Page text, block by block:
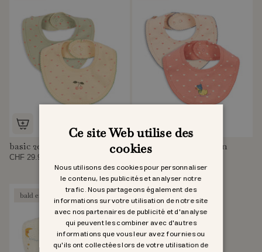
basic 2er pack lätzchen
CHF 29.95
basic 2er pack lätzchen
bald erhältlich
Ce site Web utilise des
cookies
Nous utilisons des cookies pour personnaliser
le contenu, les publicités et analyser notre
trafic. Nous partageons également des
informations sur votre utilisation de notre site
avec nos partenaires de publicité et d'analyse
qui peuvent les combiner avec d'autres
informations que vous leur avez fournies ou
qu'ils ont collectées lors de votre utilisation de